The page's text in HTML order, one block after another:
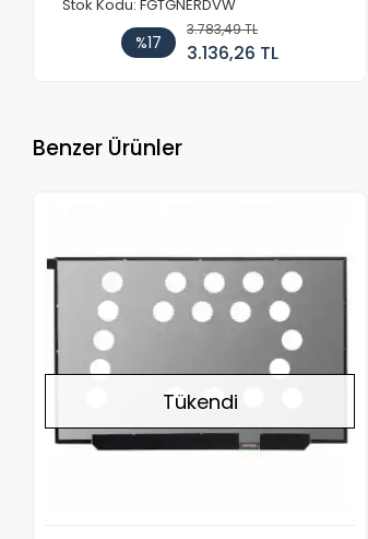
Stok Kodu: FGTGNERDVW
%17
3.783,49 TL
3.136,26 TL
Benzer Ürünler
Tükendi